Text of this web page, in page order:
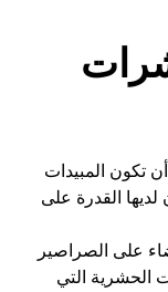
المبيدات
القدرة على
على الصراصير
الحشرية التي